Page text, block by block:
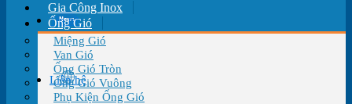
Tin tức
Liên hệ
Gia Công Inox
Ống Gió
Miệng Gió
Van Gió
Ống Gió Tròn
Ống Gió Vuông
Phụ Kiện Ống Gió